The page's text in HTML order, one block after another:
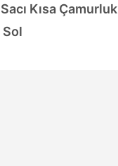
Kısa Çamurluk
Sol